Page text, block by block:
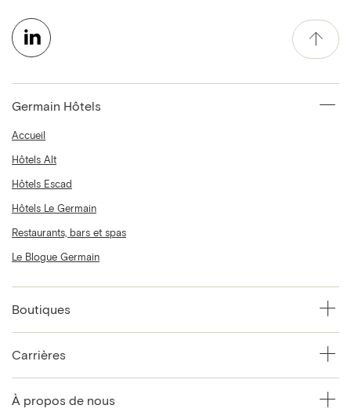
Germain Hôtels
Accueil
Hôtels Alt
Hôtels Escad
Hôtels Le Germain
Restaurants, bars et spas
Le Blogue Germain
Boutiques
Carrières
À propos de nous